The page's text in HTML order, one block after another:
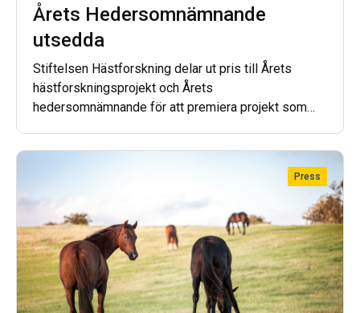
Årets Hedersomnämnande
utsedda
Stiftelsen Hästforskning delar ut pris till Årets
hästforskningsprojekt och Årets
hedersomnämnande för att premiera projekt som
Press